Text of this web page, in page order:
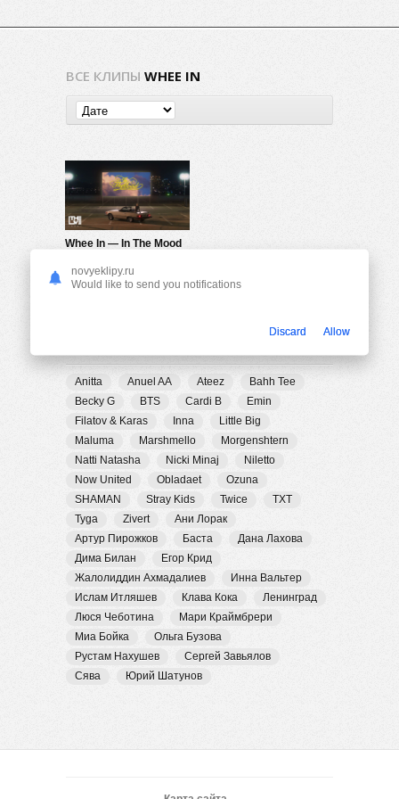
ВСЕ КЛИПЫ WHEE IN
Whee In — In The Mood
Anitta Anuel AA Ateez
Bahh Tee
Becky G
BTS Cardi B
Emin
Filatov & Karas
Inna
Little Big
Maluma
Marshmello
Morgenshtern
Natti Natasha
Nicki Minaj
Niletto
Now United
Obladaet
Ozuna
SHAMAN
Stray Kids Twice
TXT
Tyga
Zivert
Ани Лорак
Артур Пирожков
Баста
Дана Лахова
Дима Билан
Егор Крид
Жалолиддин Ахмадалиев
Инна Вальтер
Ислам Итляшев
Клава Кока
Ленинград
Люся Чеботина
Мари Краймбрери
Миа Бойка
Ольга Бузова
Рустам Нахушев
Сергей Завьялов
Сява
Юрий Шатунов
novyeklipy.ru
Would like to send you notifications
Discard Allow